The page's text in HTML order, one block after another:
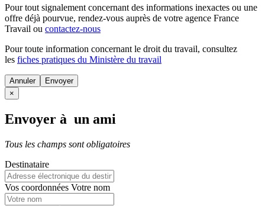
Pour tout signalement concernant des informations inexactes ou une
offre déjà pourvue, rendez-vous auprès de votre agence France
Travail ou contactez-nous
Pour toute information concernant le droit du travail, consultez
les fiches pratiques du Ministère du travail
Annuler
×
Envoyer à un ami
Tous les champs sont obligatoires
Destinataire
Vos coordonnées Votre nom